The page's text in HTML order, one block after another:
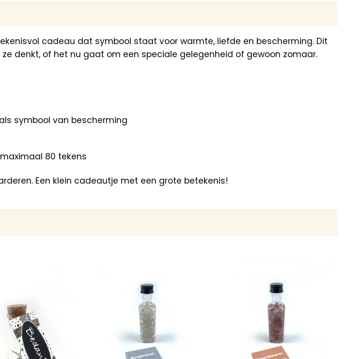
cadeau dat symbool staat voor warmte, liefde en bescherming. Dit
denkt, of het nu gaat om een speciale gelegenheid of gewoon zomaar.
symbool van bescherming
80 tekens
Een klein cadeautje met een grote betekenis!